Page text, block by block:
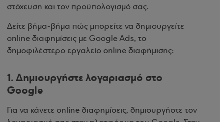
στόχευση και τον προϋπολογισμό σας.
Δείτε βήμα-βήμα πώς μπορείτε να δημιουργείτε
online διαφημίσεις με Google Ads, το
δημοφιλέστερο εργαλείο online διαφήμισης:
1. Δημιουργήστε λογαριασμό στο
Google
Για να κάνετε online διαφημίσεις, δημιουργήστε τον